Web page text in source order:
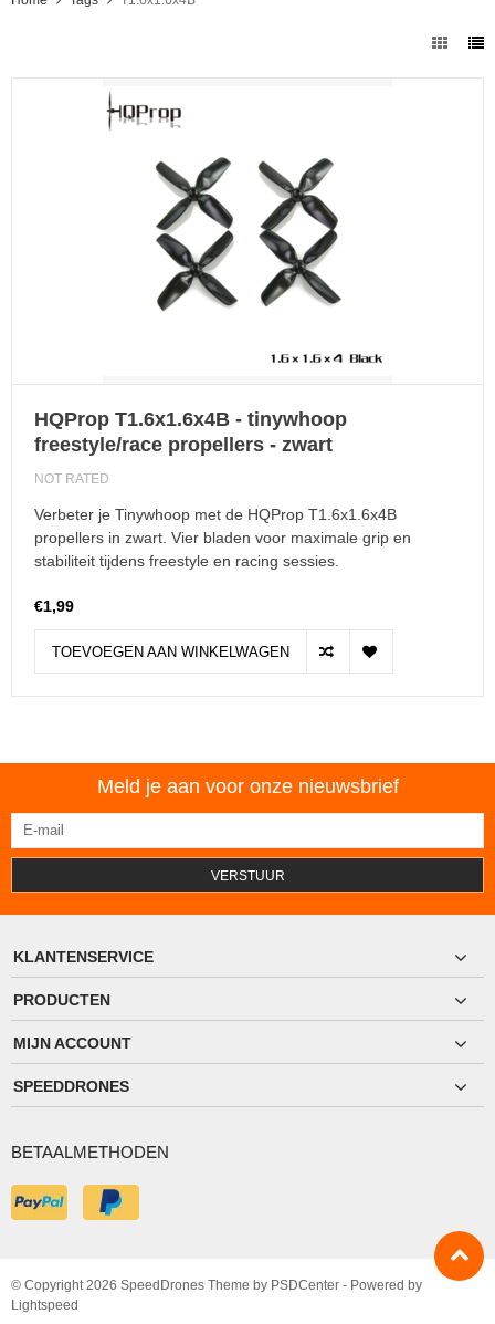
HQProp T1.6x1.6x4B - tinywhoop
freestyle/race propellers - zwart
NOT RATED
Verbeter je Tinywhoop met de HQProp T1.6x1.6x4B
propellers in zwart. Vier bladen voor maximale grip en
stabiliteit tijdens freestyle en racing sessies.
€1,99
TOEVOEGEN AAN WINKELWAGEN
Meld je aan voor onze nieuwsbrief
VERSTUUR
KLANTENSERVICE
PRODUCTEN
MIJN ACCOUNT
SPEEDDRONES
BETAALMETHODEN
© Copyright 2026 SpeedDrones Theme by PSDCenter - Powered by
Lightspeed